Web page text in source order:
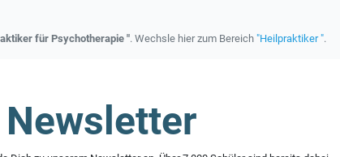
für Psychotherapie ". Wechsle hier zum Bereich "Heilpraktiker ".
Newsletter